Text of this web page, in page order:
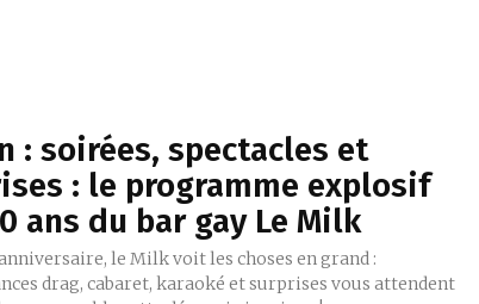
: soirées, spectacles et
: le programme explosif
ans du bar gay Le Milk
le Milk voit les choses en grand :
drag, cabaret, karaoké et surprises vous attendent